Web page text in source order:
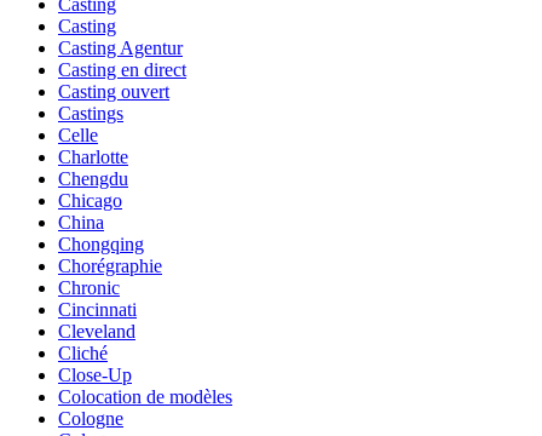
Casting
Casting Agentur
Casting en direct
Casting ouvert
Castings
Celle
Charlotte
Chengdu
Chicago
China
Chongqing
Chorégraphie
Chronic
Cincinnati
Cleveland
Cliché
Close-Up
Colocation de modèles
Cologne